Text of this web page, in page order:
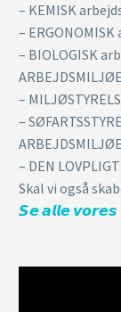
– KEMISK
–
– BIOLOGISK
–
–
– DEN
Skal vi også
𝙎𝙚 𝙖𝙡𝙡𝙚 𝙫𝙤𝙧𝙚𝙨